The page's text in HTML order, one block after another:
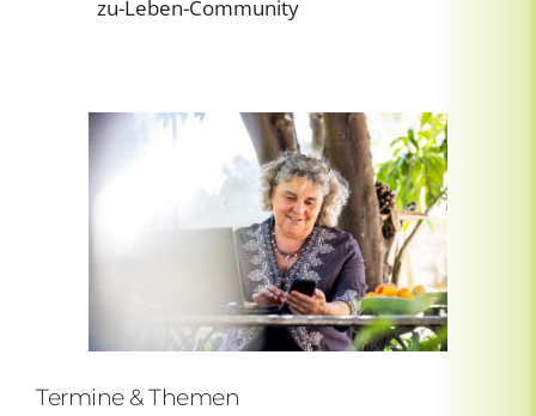
zu-Leben-Community
Termine & Themen